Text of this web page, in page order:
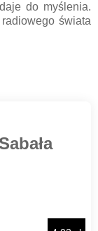
do myślenia.
świata